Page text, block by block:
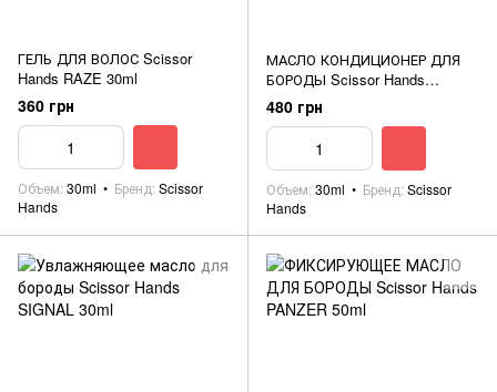
ГЕЛЬ ДЛЯ ВОЛОС Scissor
Hands RAZE 30ml
360 грн
Объем 30ml Бренд Scissor
Hands
МАСЛО КОНДИЦИОНЕР ДЛЯ
БОРОДЫ Scissor Hands
BENZIN 30ml
480 грн
Объем 30ml Бренд Scissor
Hands